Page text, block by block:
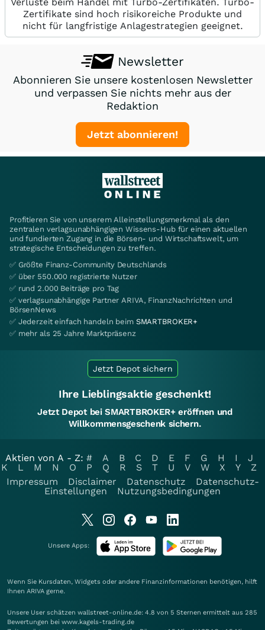
Zertifikate sind hoch risikoreiche Produkte und
nicht für langfristige Anlagestrategien geeignet.
Newsletter
Abonnieren Sie unsere kostenlosen Newsletter
und verpassen Sie nichts mehr aus der
Redaktion
Jetzt abonnieren!
Profitieren Sie von unserem Alleinstellungsmerkmal als den
zentralen verlagsunabhängigen Wissens-Hub für einen aktuellen
und fundierten Zugang in die Börsen- und Wirtschaftswelt, um
strategische Entscheidungen zu treffen.
✅ Größte Finanz-Community Deutschlands
✅ über 550.000 registrierte Nutzer
✅ rund 2.000 Beiträge pro Tag
✅ verlagsunabhängige Partner ARIVA, FinanzNachrichten und
BörsenNews
✅ Jederzeit einfach handeln beim SMARTBROKER+
✅ mehr als 25 Jahre Marktpräsenz
Jetzt Depot sichern
Ihre Lieblingsaktie geschenkt!
Jetzt Depot bei SMARTBROKER+ eröffnen und
Willkommensgeschenk sichern.
Aktien von A - Z: # A B C D E F G H I
J
K
L M N O P Q R S T U V W X Y
Z
Impressum
Disclaimer Datenschutz
Datenschutz-
Einstellungen
Nutzungsbedingungen
Unsere Apps:
Wenn Sie Kursdaten, Widgets oder andere Finanzinformationen benötigen, hilft
Ihnen ARIVA gerne.
Unsere User schätzen wallstreet-online.de: 4.8 von 5 Sternen ermittelt aus 285
Bewertungen bei www.kagels-trading.de